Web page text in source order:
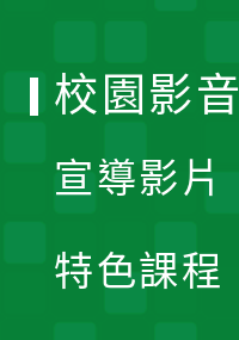
校園影音
宣導影片
特色課程